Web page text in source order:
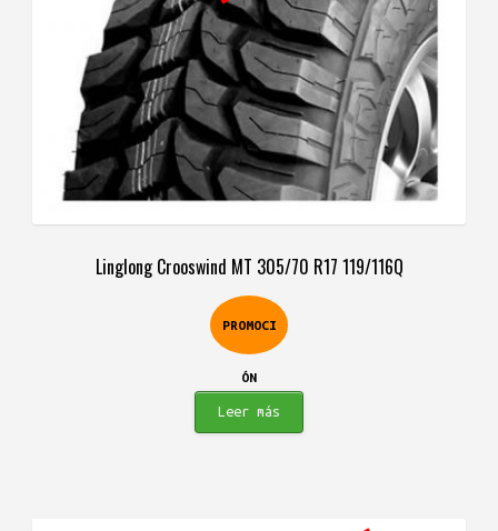
Linglong Crooswind MT 305/70 R17 119/116Q
PROMOCI
ÓN
Leer más